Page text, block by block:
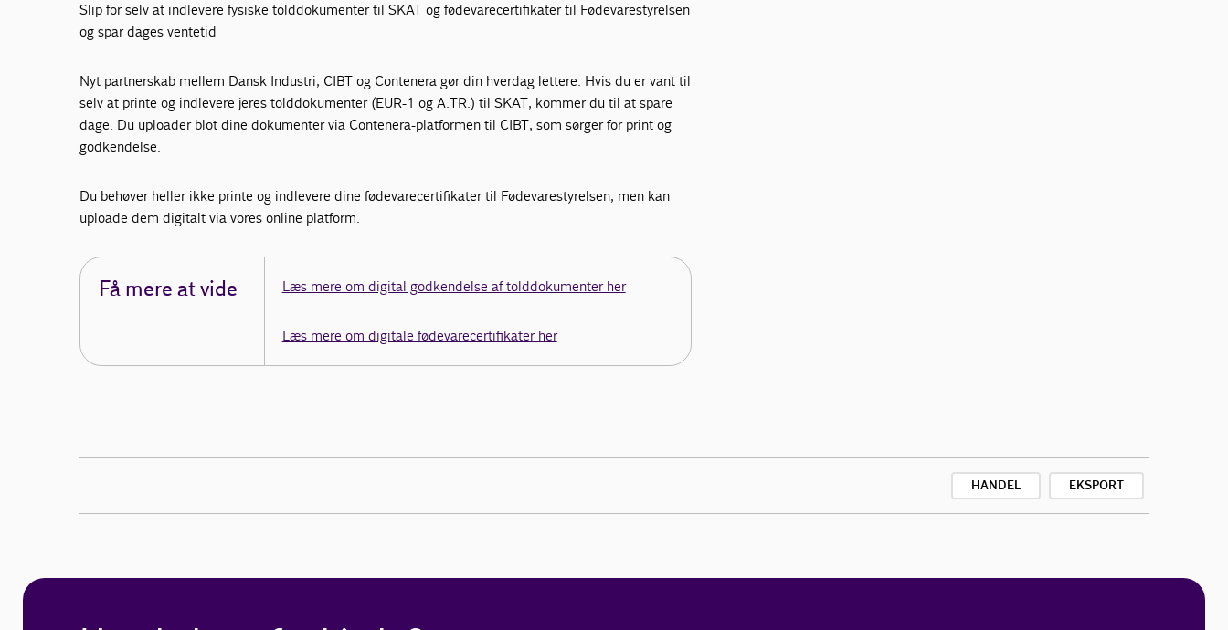
Slip for selv at indlevere fysiske tolddokumenter til SKAT og fødevarecertifikater til Fødevarestyrelsen
og spar dages ventetid
Nyt partnerskab mellem Dansk Industri, CIBT og Contenera gør din hverdag lettere. Hvis du er vant til
selv at printe og indlevere jeres tolddokumenter (EUR-1 og A.TR.) til SKAT, kommer du til at spare
dage. Du uploader blot dine dokumenter via Contenera-platformen til CIBT, som sørger for print og
godkendelse.
Du behøver heller ikke printe og indlevere dine fødevarecertifikater til Fødevarestyrelsen, men kan
uploade dem digitalt via vores online platform.
Få mere at vide Læs mere om digital godkendelse af tolddokumenter her
Læs mere om digitale fødevarecertifikater her
HANDEL EKSPORT